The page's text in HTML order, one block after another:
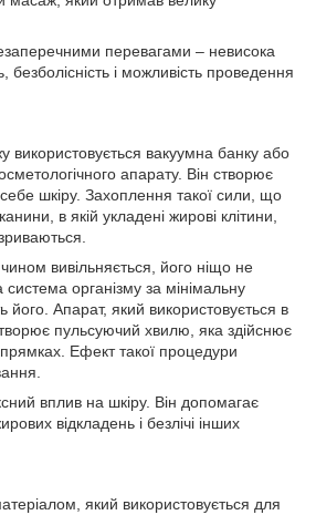
перевагами – невисока
безболісність і можливість проведення
використовується вакуумна банку або
апарату. Він створює
шкіру. Захоплення такої сили, що
в якій укладені жирові клітини,
вивільняється, його ніщо не
організму за мінімальну
його. Апарат, який використовується в
пульсуючий хвилю, яка здійснює
Ефект такої процедури
вплив на шкіру. Він допомагає
відкладень і безлічі інших
який використовується для